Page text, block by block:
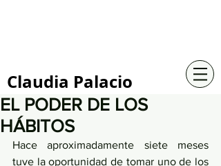
Claudia Palacio
EL PODER DE LOS
HÁBITOS
Hace aproximadamente siete meses
tuve la oportunidad de tomar uno de los